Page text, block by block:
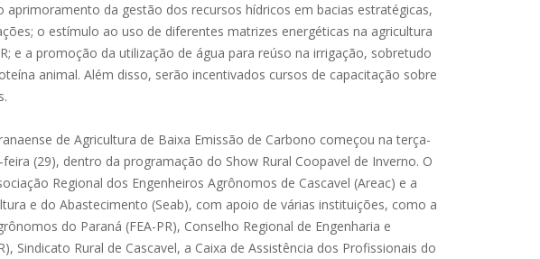
aprimoramento da gestão dos recursos hídricos em bacias estratégicas,
o estímulo ao uso de diferentes matrizes energéticas na agricultura
e a promoção da utilização de água para reúso na irrigação, sobretudo
animal. Além disso, serão incentivados cursos de capacitação sobre
de Agricultura de Baixa Emissão de Carbono começou na terça-
(29), dentro da programação do Show Rural Coopavel de Inverno. O
Regional dos Engenheiros Agrônomos de Cascavel (Areac) e a
e do Abastecimento (Seab), com apoio de várias instituições, como a
do Paraná (FEA-PR), Conselho Regional de Engenharia e
Sindicato Rural de Cascavel, a Caixa de Assistência dos Profissionais do